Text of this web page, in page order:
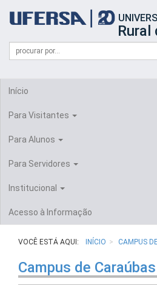
portal
UFERSA
Rural
Formulário
Busca
Campo
de
Início
Para Visitantes
Para Alunos
Para Servidores
Institucional
Acesso à Informação
VOCÊ ESTÁ AQUI: INÍCIO CAMPUS
Campus de Caraúbas